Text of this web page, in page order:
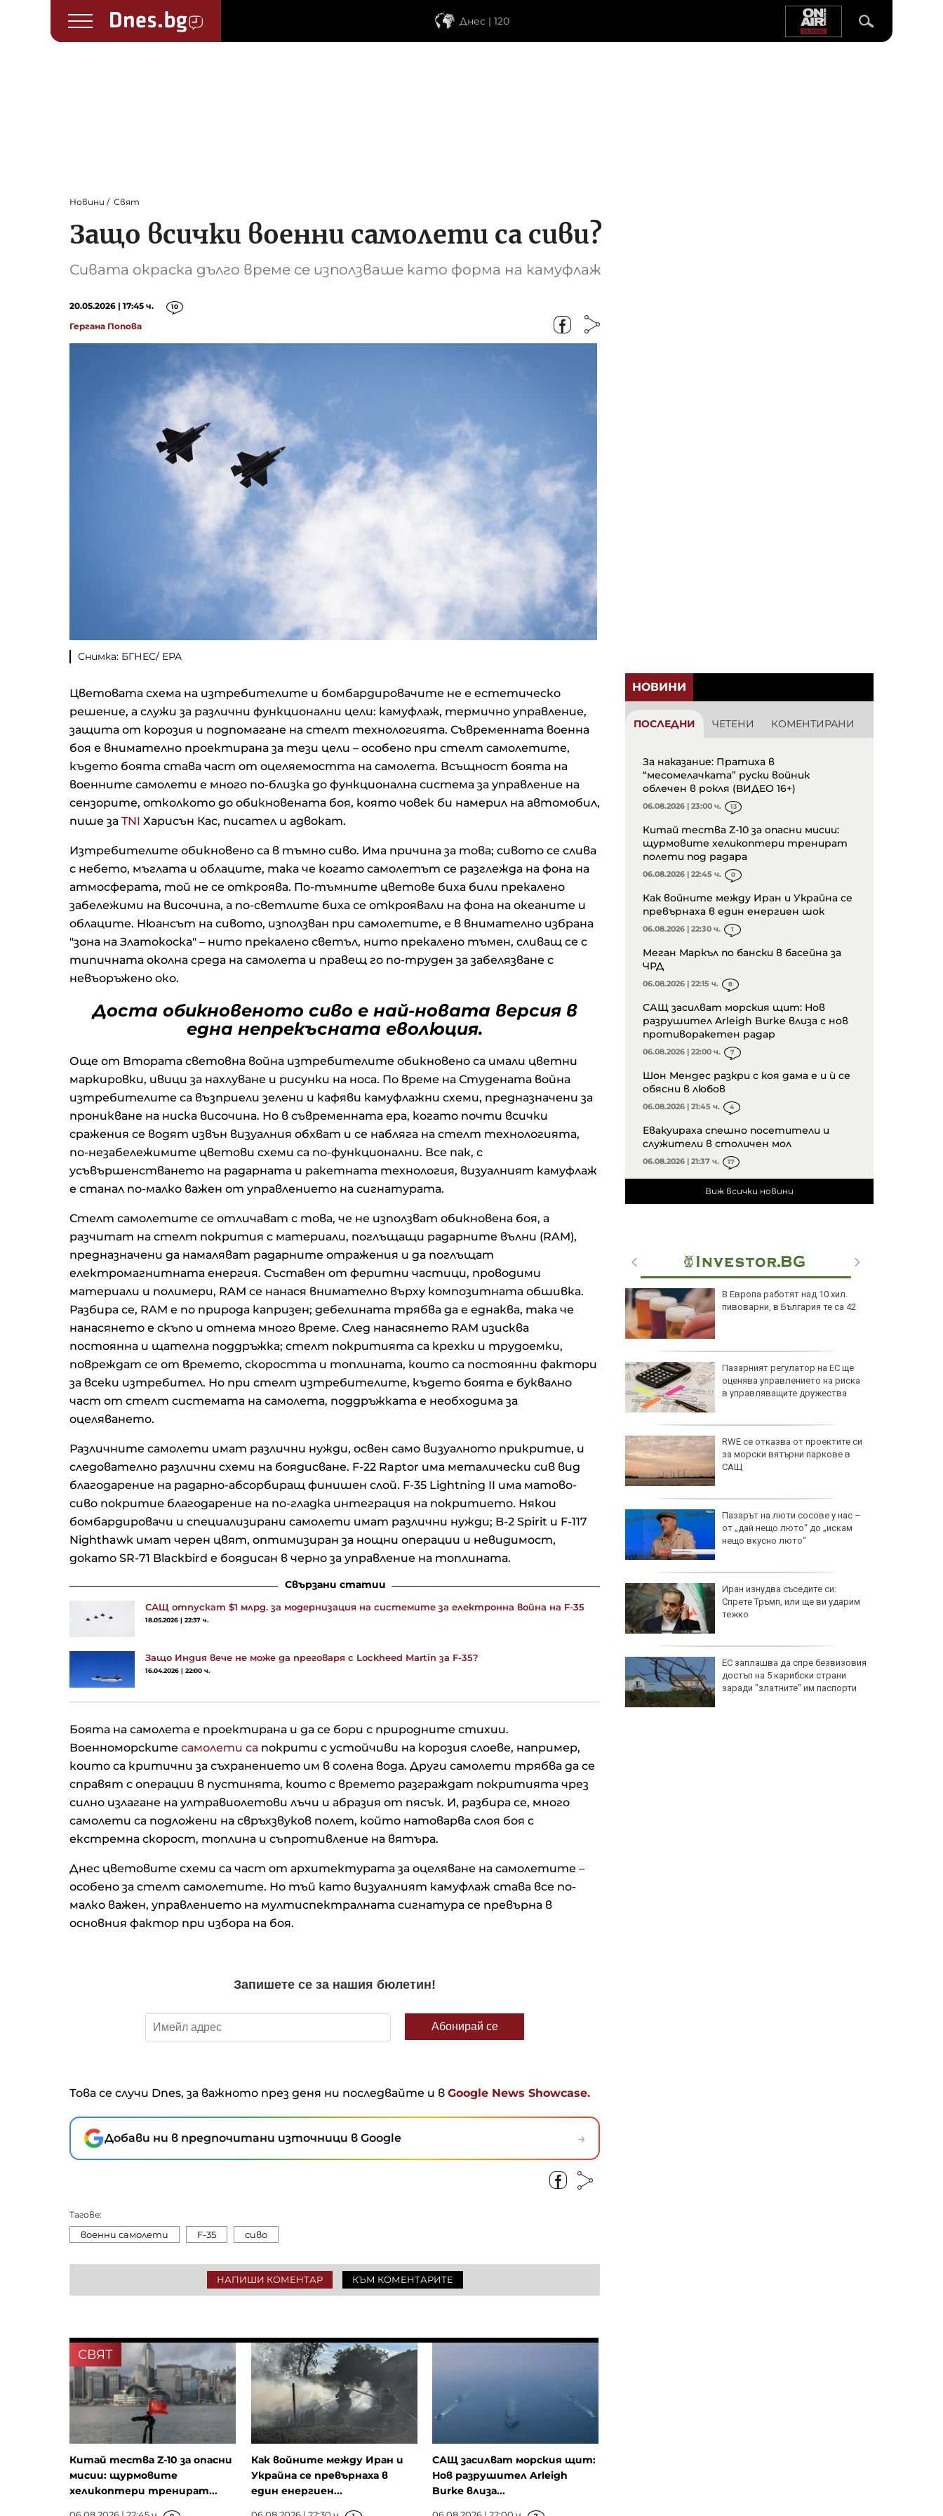
Днес | 120
Новини Свят
Защо всички военни самолети са сиви?
Сивата окраска дълго време се използваше като форма на камуфлаж
20.05.2026 | 17:45 ч. 10
Гергана Попова
Снимка: БГНЕС/ EPA
Цветовата схема на изтребителите и бомбардировачите не е естетическо
решение, а служи за различни функционални цели: камуфлаж, термично управление,
защита от корозия и подпомагане на стелт технологията. Съвременната военна
боя е внимателно проектирана за тези цели – особено при стелт самолетите,
където боята става част от оцеляемостта на самолета. Всъщност боята на
военните самолети е много по-близка до функционална система за управление на
сензорите, отколкото до обикновената боя, която човек би намерил на автомобил,
пише за TNI Харисън Кас, писател и адвокат.
Изтребителите обикновено са в тъмно сиво. Има причина за това; сивото се слива
с небето, мъглата и облаците, така че когато самолетът се разглежда на фона на
атмосферата, той не се откроява. По-тъмните цветове биха били прекалено
забележими на височина, а по-светлите биха се откроявали на фона на океаните и
облаците. Нюансът на сивото, използван при самолетите, е в внимателно избрана
"зона на Златокоска" – нито прекалено светъл, нито прекалено тъмен, сливащ се с
типичната околна среда на самолета и правещ го по-труден за забелязване с
невъоръжено око.
Доста обикновеното сиво е най-новата версия в
една непрекъсната еволюция.
Още от Втората световна война изтребителите обикновено са имали цветни
маркировки, ивици за нахлуване и рисунки на носа. По време на Студената война
изтребителите са възприели зелени и кафяви камуфлажни схеми, предназначени за
проникване на ниска височина. Но в съвременната ера, когато почти всички
сражения се водят извън визуалния обхват и се набляга на стелт технологията,
по-незабележимите цветови схеми са по-функционални. Все пак, с
усъвършенстването на радарната и ракетната технология, визуалният камуфлаж
е станал по-малко важен от управлението на сигнатурата.
Стелт самолетите се отличават с това, че не използват обикновена боя, а
разчитат на стелт покрития с материали, поглъщащи радарните вълни (RAM),
предназначени да намаляват радарните отражения и да поглъщат
електромагнитната енергия. Съставен от феритни частици, проводими
материали и полимери, RAM се нанася внимателно върху композитната обшивка.
Разбира се, RAM е по природа капризен; дебелината трябва да е еднаква, така че
нанасянето е скъпо и отнема много време. След нанасянето RAM изисква
постоянна и щателна поддръжка; стелт покритията са крехки и трудоемки,
повреждат се от времето, скоростта и топлината, които са постоянни фактори
за всеки изтребител. Но при стелт изтребителите, където боята е буквално
част от стелт системата на самолета, поддръжката е необходима за
оцеляването.
Различните самолети имат различни нужди, освен само визуалното прикритие, и
следователно различни схеми на боядисване. F-22 Raptor има металически сив вид
благодарение на радарно-абсорбиращ финишен слой. F-35 Lightning II има матово-
сиво покритие благодарение на по-гладка интеграция на покритието. Някои
бомбардировачи и специализирани самолети имат различни нужди; B-2 Spirit и F-117
Nighthawk имат черен цвят, оптимизиран за нощни операции и невидимост,
докато SR-71 Blackbird е боядисан в черно за управление на топлината.
Свързани статии
САЩ отпускат $1 млрд. за модернизация на системите за електронна война на F-35
18.05.2026 | 22:37 ч.
Защо Индия вече не може да преговаря с Lockheed Martin за F-35?
16.04.2026 | 22:00 ч.
Боята на самолета е проектирана и да се бори с природните стихии.
Военноморските самолети са покрити с устойчиви на корозия слоеве, например,
които са критични за съхранението им в солена вода. Други самолети трябва да се
справят с операции в пустинята, които с времето разграждат покритията чрез
силно излагане на ултравиолетови лъчи и абразия от пясък. И, разбира се, много
самолети са подложени на свръхзвуков полет, който натоварва слоя боя с
екстремна скорост, топлина и съпротивление на вятъра.
Днес цветовите схеми са част от архитектурата за оцеляване на самолетите –
особено за стелт самолетите. Но тъй като визуалният камуфлаж става все по-
малко важен, управлението на мултиспектралната сигнатура се превърна в
основния фактор при избора на боя.
Това се случи Dnes, за важното през деня ни последвайте и в Google News Showcase.
Добави ни в предпочитани източници в Google →
Тагове:
военни самолети F-35 сиво
НАПИШИ КОМЕНТАР КЪМ КОМЕНТАРИТЕ
НОВИНИ
ПОСЛЕДНИ ЧЕТЕНИ КОМЕНТИРАНИ
За наказание: Пратиха в
“месомелачката” руски войник
облечен в рокля (ВИДЕО 16+)
06.08.2026 | 23:00 ч. 13
Китай тества Z-10 за опасни мисии:
щурмовите хеликоптери тренират
полети под радара
06.08.2026 | 22:45 ч. 0
Как войните между Иран и Украйна се
превърнаха в един енергиен шок
06.08.2026 | 22:30 ч. 1
Меган Маркъл по бански в басейна за
ЧРД
06.08.2026 | 22:15 ч. 8
САЩ засилват морския щит: Нов
разрушител Arleigh Burke влиза с нов
противоракетен радар
06.08.2026 | 22:00 ч. 7
Шон Мендес разкри с коя дама е и ѝ се
обясни в любов
06.08.2026 | 21:45 ч. 4
Евакуираха спешно посетители и
служители в столичен мол
06.08.2026 | 21:37 ч. 17
Виж всички новини
В Европа работят над 10 хил.
пивоварни, в България те са 42
Пазарният регулатор на ЕС ще
оценява управлението на риска
RWE се отказва от проектите си
за морски вятърни паркове в
САЩ
Пазарът на люти сосове у нас –
от „дай нещо люто“ до „искам
нещо вкусно люто“
Иран изнудва съседите си:
Спрете Тръмп, или ще ви ударим
тежко
ЕС заплашва да спре безвизовия
Шум, бетон и жеги: Как
животните се променят, за да
Късна емисия
Късна емисия
Целулит - защо се появява и
какво наистина работи срещу
него
Христо Янев след разгрома над
"Макаби": Критиките няма да ме
спрат да работя за ЦСКА
Рецепта за зелеви сарми с кайма
СВЯТ
Китай тества Z-10 за опасни
мисии: щурмовите
хеликоптери тренират...
Как войните между Иран и
Украйна се превърнаха в
един енергиен...
САЩ засилват морския щит:
Нов разрушител Arleigh
Burke влиза...